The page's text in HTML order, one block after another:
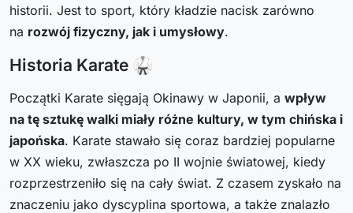
historii. Jest to sport, który kładzie nacisk zarówno
na rozwój fizyczny, jak i umysłowy.
Historia Karate 🥋
Początki Karate sięgają Okinawy w Japonii, a wpływ
na tę sztukę walki miały różne kultury, w tym chińska i
japońska. Karate stawało się coraz bardziej popularne
w XX wieku, zwłaszcza po II wojnie światowej, kiedy
rozprzestrzeniło się na cały świat. Z czasem zyskało na
znaczeniu jako dyscyplina sportowa, a także znalazło